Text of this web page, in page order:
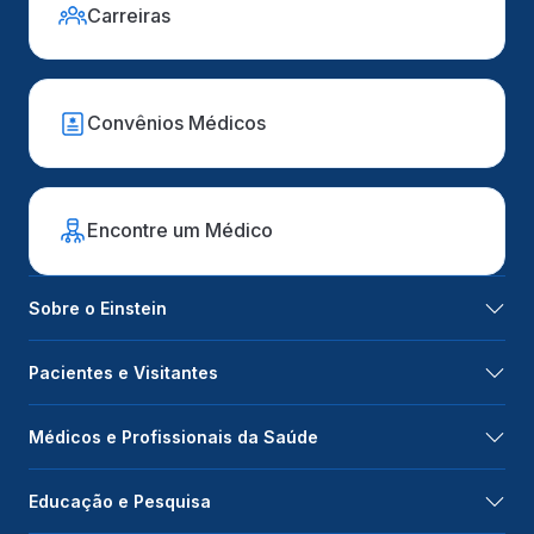
Carreiras
Convênios Médicos
Encontre um Médico
Sobre o Einstein
Pacientes e Visitantes
Médicos e Profissionais da Saúde
Educação e Pesquisa